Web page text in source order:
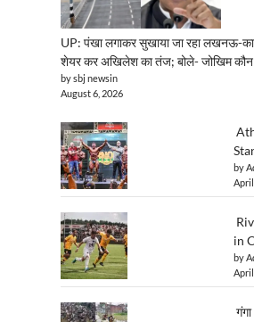
UP: पंखा लगाकर सुखाया जा रहा लखनऊ-
शेयर कर अखिलेश का तंज; बोले- जोखिम कौन
by sbj newsin
August 6, 2026
by
in
by